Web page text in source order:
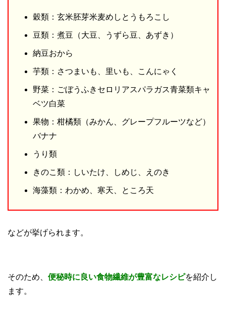
穀類：玄米胚芽米麦めしとうもろこし
豆類：煮豆（大豆、うずら豆、あずき）
納豆おから
芋類：さつまいも、里いも、こんにゃく
野菜：ごぼうふきセロリアスパラガス青菜類キャ
ベツ白菜
果物：柑橘類（みかん、グレープフルーツなど）
バナナ
うり類
きのこ類：しいたけ、しめじ、えのき
海藻類：わかめ、寒天、ところ天
などが挙げられます。
そのため、 便秘時に良い食物繊維が豊富なレシピを紹介し
ます。